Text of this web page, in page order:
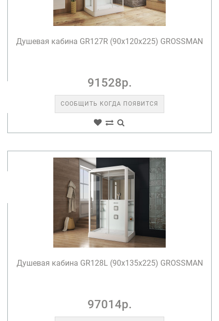
Душевая кабина GR127R (90x120x225) GROSSMAN
91528р.
СООБЩИТЬ КОГДА ПОЯВИТСЯ
Душевая кабина GR128L (90x135x225) GROSSMAN
97014р.